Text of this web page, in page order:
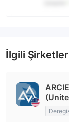
İlgili Şirketler